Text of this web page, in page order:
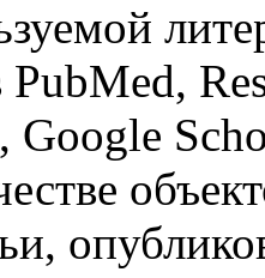
PubMed,
Google